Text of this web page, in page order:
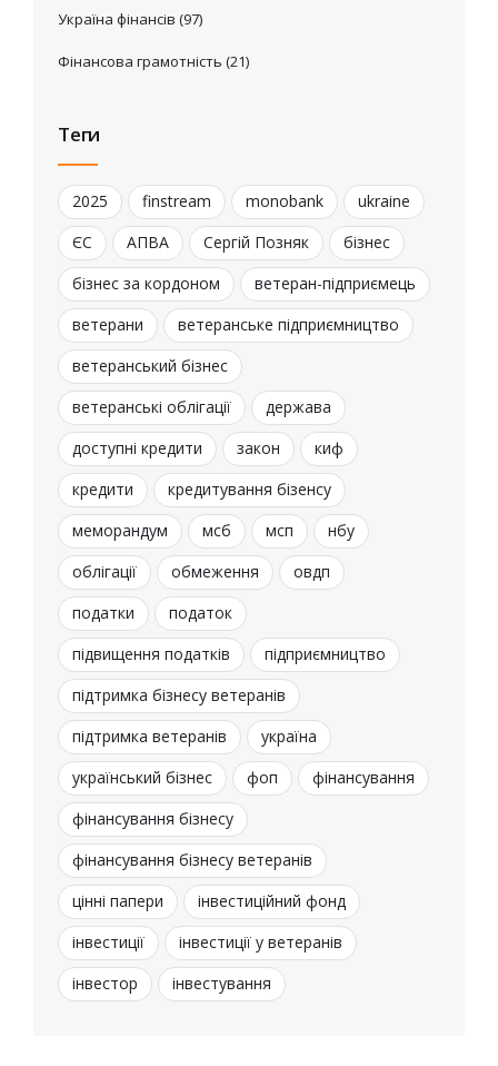
Україна фінансів (97)
Фінансова грамотність (21)
Теги
2025 finstream monobank
ukraine
ЄС
АПВА Сергій Позняк
бізнес
бізнес за кордоном
ветеран-підприємець
ветерани
ветеранське підприємництво
ветеранський бізнес
ветеранські облігації
держава
доступні кредити
закон
киф
кредити
кредитування бізенсу
меморандум
мсб мсп
нбу
облігації
обмеження
овдп
податки
податок
підвищення податків
підприємництво
підтримка бізнесу ветеранів
підтримка ветеранів
україна
український бізнес
фоп
фінансування
фінансування бізнесу
фінансування бізнесу ветеранів
цінні папери
інвестиційний фонд
інвестиції
інвестиції у ветеранів
інвестор
інвестування